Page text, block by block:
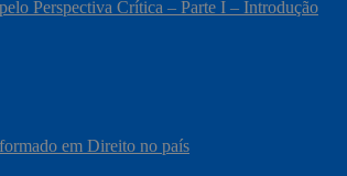
Perspectiva Crítica – Parte I – Introdução
em Direito no país